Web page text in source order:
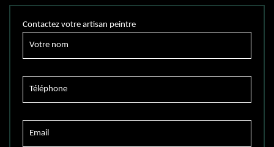
Contactez votre artisan peintre